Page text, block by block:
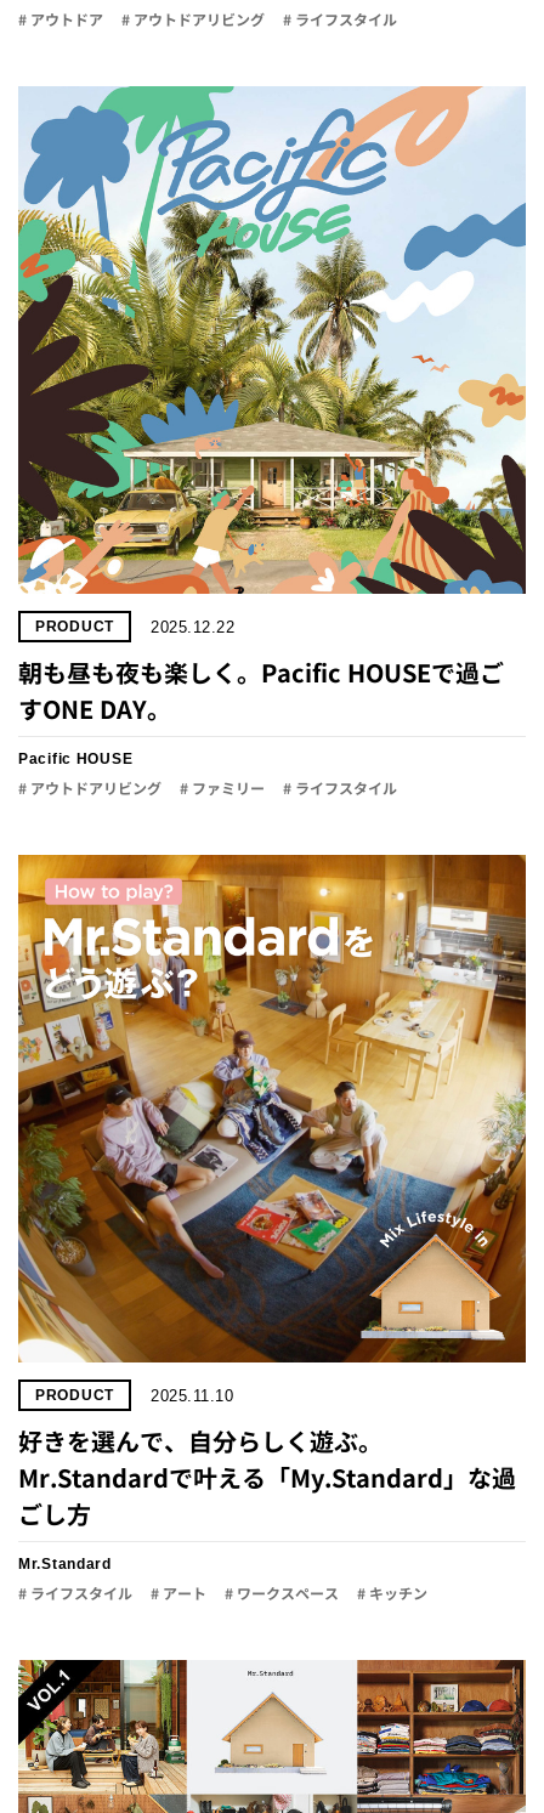
# アウトドア # アウトドアリビング # ライフスタイル
PRODUCT 2025.12.22
朝も昼も夜も楽しく。Pacific HOUSEで過ご
すONE DAY。
Pacific HOUSE
# アウトドアリビング # ファミリー # ライフスタイル
PRODUCT 2025.11.10
好きを選んで、自分らしく遊ぶ。
Mr.Standardで叶える「My.Standard」な過
ごし方
Mr.Standard
# ライフスタイル # アート # ワークスペース # キッチン